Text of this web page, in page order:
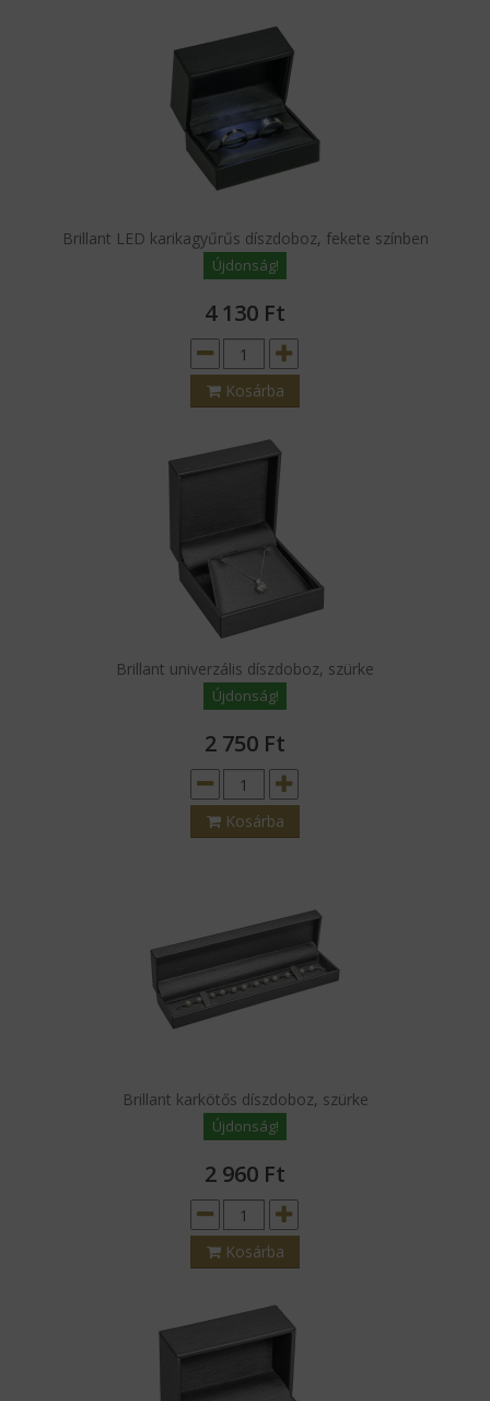
Brillant LED karikagyűrűs díszdoboz, fekete színben
Újdonság!
4 130 Ft
Kosárba
Brillant univerzális díszdoboz, szürke
Újdonság!
2 750 Ft
Kosárba
Brillant karkötős díszdoboz, szürke
Újdonság!
2 960 Ft
Kosárba